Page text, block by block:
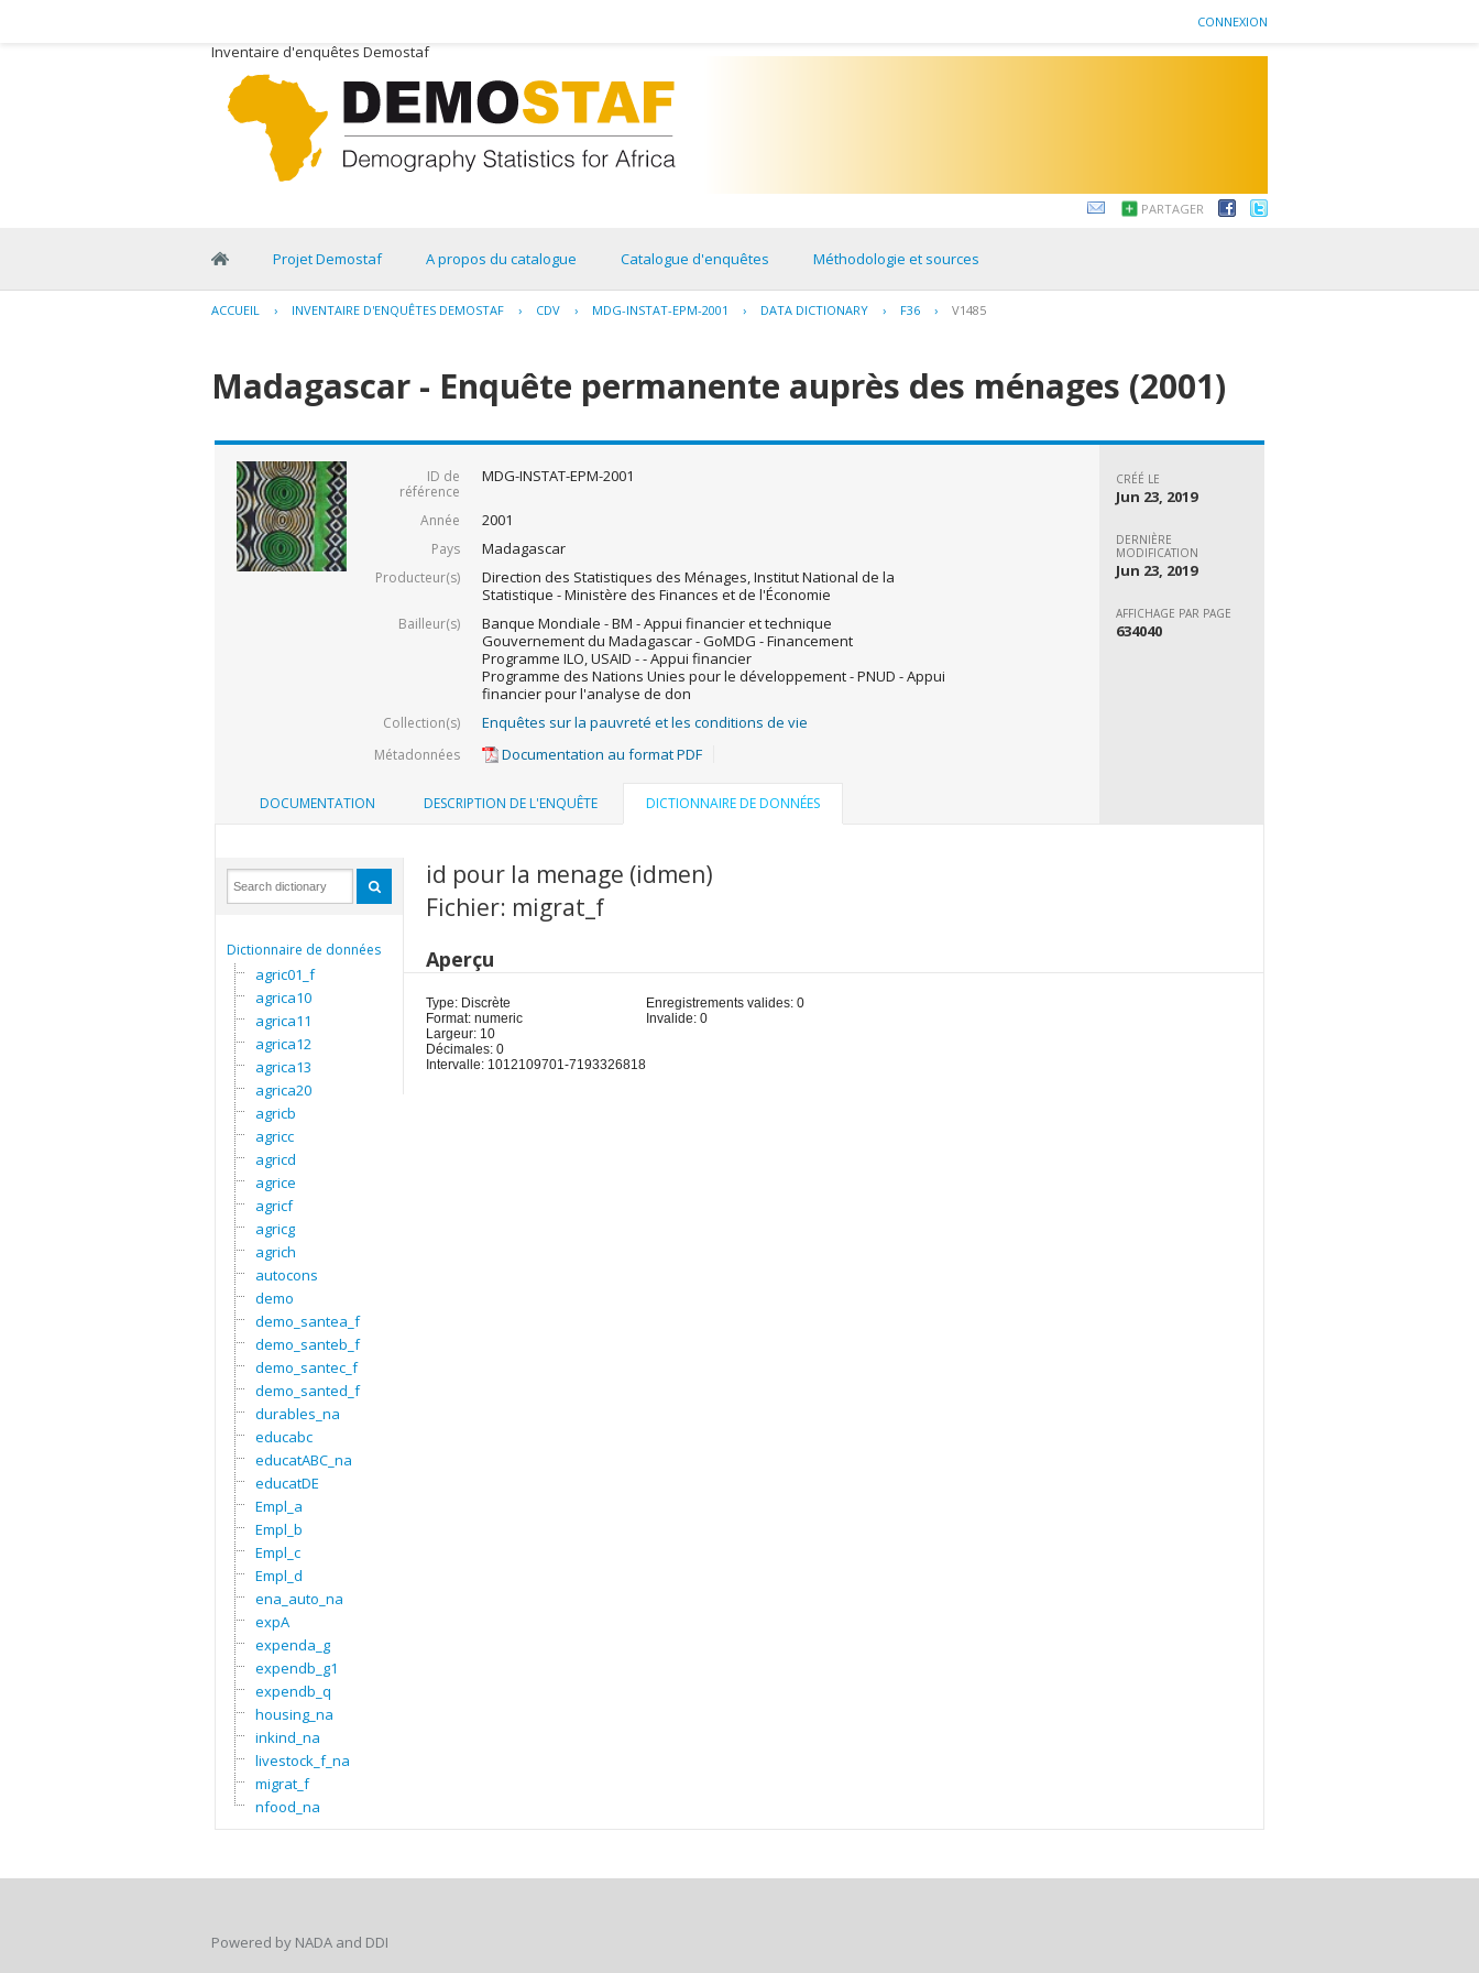
CONNEXION
Inventaire d'enquêtes Demostaf
PARTAGER
Projet Demostaf A propos du catalogue Catalogue d'enquêtes Méthodologie et sources
ACCUEIL › INVENTAIRE D'ENQUÊTES DEMOSTAF › CDV › MDG-INSTAT-EPM-2001 › DATA DICTIONARY › F36 › V1485
Madagascar - Enquête permanente auprès des ménages (2001)
ID de
référence
MDG-INSTAT-EPM-2001
Année 2001
Pays Madagascar
Producteur(s)
Direction des Statistiques des Ménages, Institut National de la
Statistique - Ministère des Finances et de l'Économie
Bailleur(s)
Banque Mondiale - BM - Appui financier et technique
Gouvernement du Madagascar - GoMDG - Financement
Programme ILO, USAID - - Appui financier
Programme des Nations Unies pour le développement - PNUD - Appui
financier pour l'analyse de don
Collection(s) Enquêtes sur la pauvreté et les conditions de vie
Métadonnées Documentation au format PDF
CRÉÉ LE
Jun 23, 2019
DERNIÈRE
MODIFICATION
Jun 23, 2019
AFFICHAGE PAR PAGE
634040
DOCUMENTATION DESCRIPTION DE L'ENQUÊTE DICTIONNAIRE DE DONNÉES
Dictionnaire de données
agric01_f
agrica10
agrica11
agrica12
agrica13
agrica20
agricb
agricc
agricd
agrice
agricf
agricg
agrich
autocons
demo
demo_santea_f
demo_santeb_f
demo_santec_f
demo_santed_f
durables_na
educabc
educatABC_na
educatDE
Empl_a
Empl_b
Empl_c
Empl_d
ena_auto_na
expA
expenda_g
expendb_g1
expendb_q
housing_na
inkind_na
livestock_f_na
migrat_f
nfood_na
id pour la menage (idmen)
Fichier: migrat_f
Aperçu
Type: Discrète
Format: numeric
Largeur: 10
Décimales: 0
Intervalle: 1012109701-7193326818
Enregistrements valides: 0
Invalide: 0
Powered by NADA and DDI